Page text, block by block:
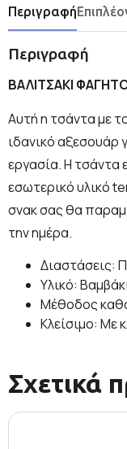
Περιγραφή
Περιγραφή
ΒΑΛΙΤΣΑΚΙ
Αυτή η τσάντα με
ιδανικό αξεσουάρ
εργασία. Η τσάντα
εσωτερικό υλικό
σνακ σας θα
την ημέρα.
Διαστάσεις:
Υλικό:
Μέθοδος
Κλείσιμο: Με
Σχετικά